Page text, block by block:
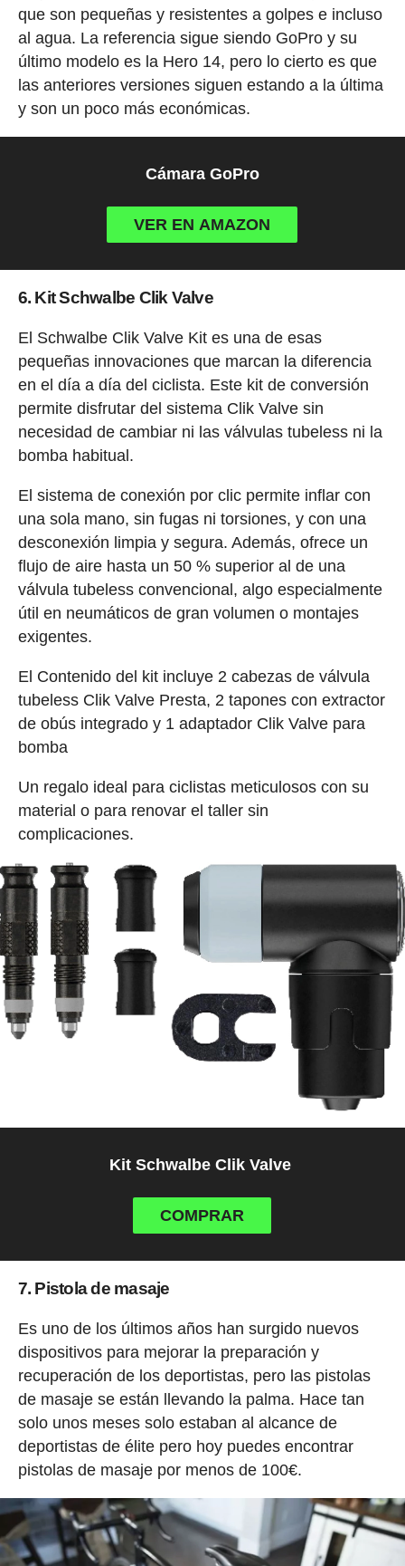
que son pequeñas y resistentes a golpes e incluso
al agua. La referencia sigue siendo GoPro y su
último modelo es la Hero 14, pero lo cierto es que
las anteriores versiones siguen estando a la última
y son un poco más económicas.
Cámara GoPro
VER EN AMAZON
6. Kit Schwalbe Clik Valve
El Schwalbe Clik Valve Kit es una de esas
pequeñas innovaciones que marcan la diferencia
en el día a día del ciclista. Este kit de conversión
permite disfrutar del sistema Clik Valve sin
necesidad de cambiar ni las válvulas tubeless ni la
bomba habitual.
El sistema de conexión por clic permite inflar con
una sola mano, sin fugas ni torsiones, y con una
desconexión limpia y segura. Además, ofrece un
flujo de aire hasta un 50 % superior al de una
válvula tubeless convencional, algo especialmente
útil en neumáticos de gran volumen o montajes
exigentes.
El Contenido del kit incluye 2 cabezas de válvula
tubeless Clik Valve Presta, 2 tapones con extractor
de obús integrado y 1 adaptador Clik Valve para
bomba
Un regalo ideal para ciclistas meticulosos con su
material o para renovar el taller sin
complicaciones.
Kit Schwalbe Clik Valve
COMPRAR
7. Pistola de masaje
Es uno de los últimos años han surgido nuevos
dispositivos para mejorar la preparación y
recuperación de los deportistas, pero las pistolas
de masaje se están llevando la palma. Hace tan
solo unos meses solo estaban al alcance de
deportistas de élite pero hoy puedes encontrar
pistolas de masaje por menos de 100€.